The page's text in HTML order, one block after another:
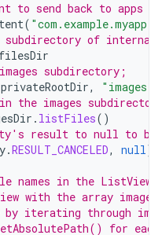
to send back to apps
(
of internal
filesDir
subdirectory;
privateRootDir, "images"
the images
. listFiles()
result to null to
.RESULT_CANCELED, null)
names in the ListView
with the array
iterating through
for